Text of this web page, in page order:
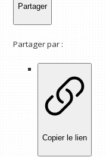
Partager
Partager par :
Copier le lien